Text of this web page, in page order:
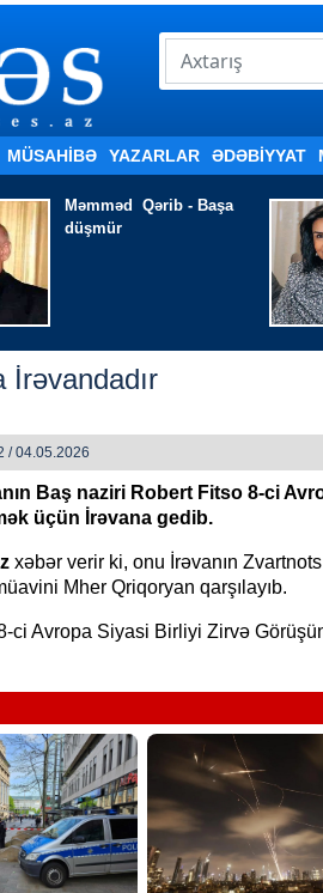
MÜSAHİBƏ YAZARLAR ƏDƏBIYYAT
Xanım İsmayılqızı - Həyatı
harasa aparır qatar
İrəvandadır
/ 04.05.2026
Baş naziri Robert Fitso 8-ci
üçün İrəvana gedib.
xəbər verir ki, onu İrəvanın
Mher Qriqoryan qarşılayıb.
ci Avropa Siyasi Birliyi Zirvə
bəzi yerlərdə yağış yağacaq